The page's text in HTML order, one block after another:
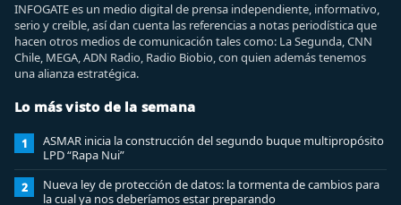
INFOGATE es un medio digital de prensa independiente, informativo,
serio y creíble, así dan cuenta las referencias a notas periodística que
hacen otros medios de comunicación tales como: La Segunda, CNN
Chile, MEGA, ADN Radio, Radio Biobio, con quien además tenemos
una alianza estratégica.
Lo más visto de la semana
1
ASMAR inicia la construcción del segundo buque multipropósito
LPD “Rapa Nui”
2
Nueva ley de protección de datos: la tormenta de cambios para
la cual ya nos deberíamos estar preparando